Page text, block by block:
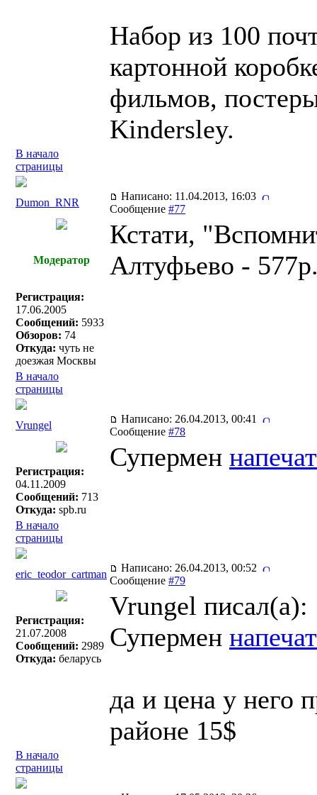
Набор из 100
картонной
фильмов,
Kindersley.
В начало
страницы
Dumon_RNR
Написано: 11.04.2013, 16:03
Сообщение #77
Модератор
Регистрация:
17.06.2005
Сообщений: 5933
Обзоров: 74
Откуда: чуть не
доезжая Москвы
Кстати,
Алтуфьево -
В начало
страницы
Vrungel
Написано: 26.04.2013, 00:41
Сообщение #78
Регистрация:
04.11.2009
Сообщений: 713
Откуда: spb.ru
Супермен
В начало
страницы
eric_teodor_cartman
Написано: 26.04.2013, 00:52
Сообщение #79
Регистрация:
21.07.2008
Сообщений: 2989
Откуда: беларусь
Vrungel писал(a):
Супермен
да и цена у него
районе 15$
В начало
страницы